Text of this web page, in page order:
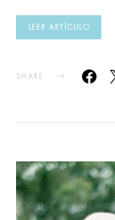
LEER ARTÍCULO
SHARE